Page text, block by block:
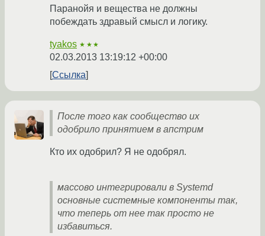
Паранойя и вещества не должны
побеждать здравый смысл и логику.
tyakos ★★★
02.03.2013 13:19:12 +00:00
Ссылка
После того как сообщество их
одобрило принятием в апстрим
Кто их одобрил? Я не одобрял.
массово интегрировали в Systemd
основные системные компоненты так,
что теперь от нее так просто не
избавиться.